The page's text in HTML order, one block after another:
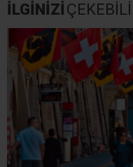
İLGİNİZİ